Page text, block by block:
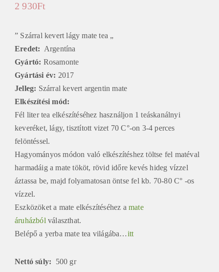
2 930Ft
” Szárral kevert lágy mate tea „
Eredet: Argentína
Gyártó: Rosamonte
Gyártási év: 2017
Jelleg: Szárral kevert argentin mate
Elkészítési mód:
Fél liter tea elkészítéséhez használjon 1 teáskanálnyi
keveréket, lágy, tisztított vizet 70 C°-on 3-4 perces
felöntéssel.
Hagyományos módon való elkészítéshez töltse fel matéval
harmadáig a mate tököt, rövid időre kevés hideg vízzel
áztassa be, majd folyamatosan öntse fel kb. 70-80 C° -os
vízzel.
Eszközöket a mate elkészítéséhez a mate
áruházból választhat.
Belépő a yerba mate tea világába…itt
Nettó súly: 500 gr